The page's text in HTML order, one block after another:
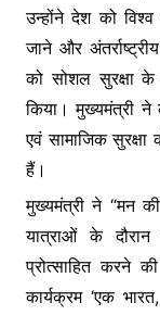
उन्होंने देश को विश्व
जाने और
को सोशल सुरक्षा के
किया। मुख्यमंत्री
एवं सामाजिक सुरक्षा
हैं।
मुख्यमंत्री ने “मन
यात्राओं के
प्रोत्साहित करने
कार्यक्रम ‘एक